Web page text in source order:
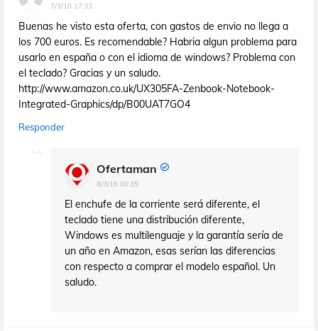
7/3/16 17:33
Buenas he visto esta oferta, con gastos de envio no llega a
los 700 euros. Es recomendable? Habria algun problema para
usarlo en españa o con el idioma de windows? Problema con
el teclado? Gracias y un saludo.
http://www.amazon.co.uk/UX305FA-Zenbook-Notebook-
Integrated-Graphics/dp/B00UAT7GO4
Responder
Ofertaman
8/3/16 00:35
El enchufe de la corriente será diferente, el
teclado tiene una distribución diferente,
Windows es multilenguaje y la garantía sería de
un año en Amazon, esas serían las diferencias
con respecto a comprar el modelo español. Un
saludo.